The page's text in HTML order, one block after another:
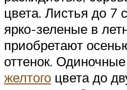
цвета. Листья до 7
ярко-зеленые в
приобретают
оттенок. Одиночные
желтого цвета до